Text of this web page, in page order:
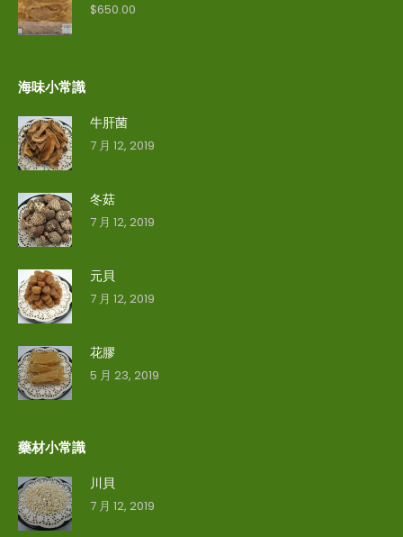
$650.00
海味小常識
牛肝菌
7 月 12, 2019
冬菇
7 月 12, 2019
元貝
7 月 12, 2019
花膠
5 月 23, 2019
藥材小常識
川貝
7 月 12, 2019